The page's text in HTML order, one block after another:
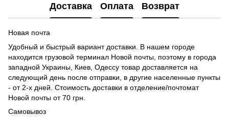
Доставка Оплата Возврат
Новая почта
Удобный и быстрый вариант доставки. В нашем городе
находится грузовой терминал Новой почты, поэтому в города
западной Украины, Киев, Одессу товар доставляется на
следующий день после отправки, в другие населенные пункты
- от 2-х дней. Стоимость доставки в отделение/почтомат
Новой почты от 70 грн.
Самовывоз